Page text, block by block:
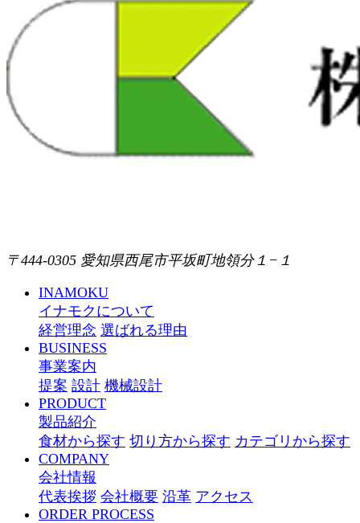
〒444-0305 愛知県西尾市平坂町地領分１−１
INAMOKU
イナモクについて
経営理念 選ばれる理由
BUSINESS
事業案内
提案 設計 機械設計
PRODUCT
製品紹介
食材から探す 切り方から探す カテゴリから探す
COMPANY
会社情報
代表挨拶 会社概要 沿革 アクセス
ORDER PROCESS